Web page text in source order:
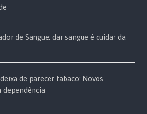
de Sangue: dar sangue é cuidar da
de parecer tabaco: Novos